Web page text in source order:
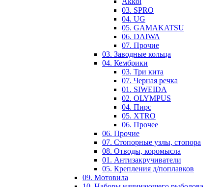
03. SPRO
04. UG
05. GAMAKATSU
06. DAIWA
07. Прочие
03. Заводные кольца
04. Кембрики
03. Три кита
07. Черная речка
01. SIWEIDA
02. OLYMPUS
04. Пирс
05. XTRO
06. Прочее
06. Прочие
07. Стопорные узлы, стопора
08. Отводы, коромысла
01. Антизакручиватели
05. Крепления д/поплавков
09. Мотовила